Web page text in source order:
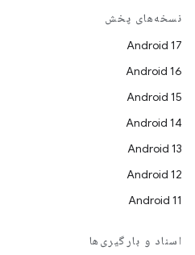
نسخه‌های پخش
Android 17
Android 16
Android 15
Android 14
Android 13
Android 12
Android 11
اسناد و بارگیری‌ها